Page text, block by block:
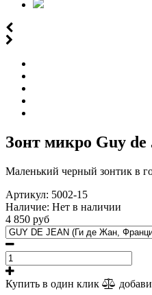
Зонт микро Guy de
Маленький черный зонтик в
Артикул: 5002-15
Наличие: Нет в наличии
4 850 руб
Купить в один клик